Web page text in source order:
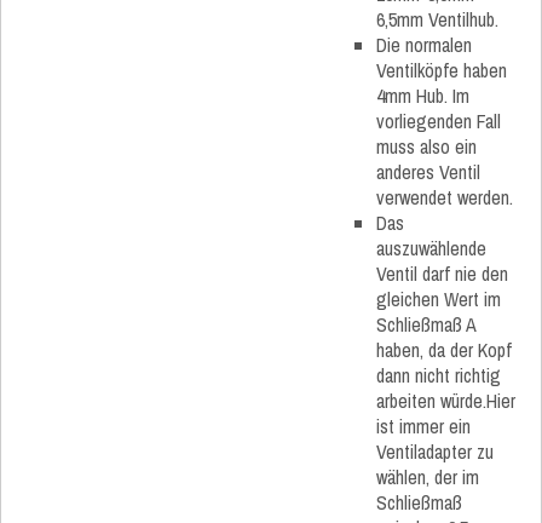
6,5mm Ventilhub.
Die normalen
Ventilköpfe haben
4mm Hub. Im
vorliegenden Fall
muss also ein
anderes Ventil
verwendet werden.
Das
auszuwählende
Ventil darf nie den
gleichen Wert im
Schließmaß A
haben, da der Kopf
dann nicht richtig
arbeiten würde.Hier
ist immer ein
Ventiladapter zu
wählen, der im
Schließmaß